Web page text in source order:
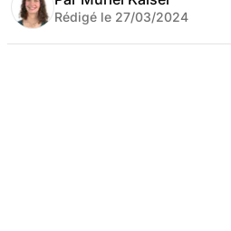
Rédigé le 27/03/2024